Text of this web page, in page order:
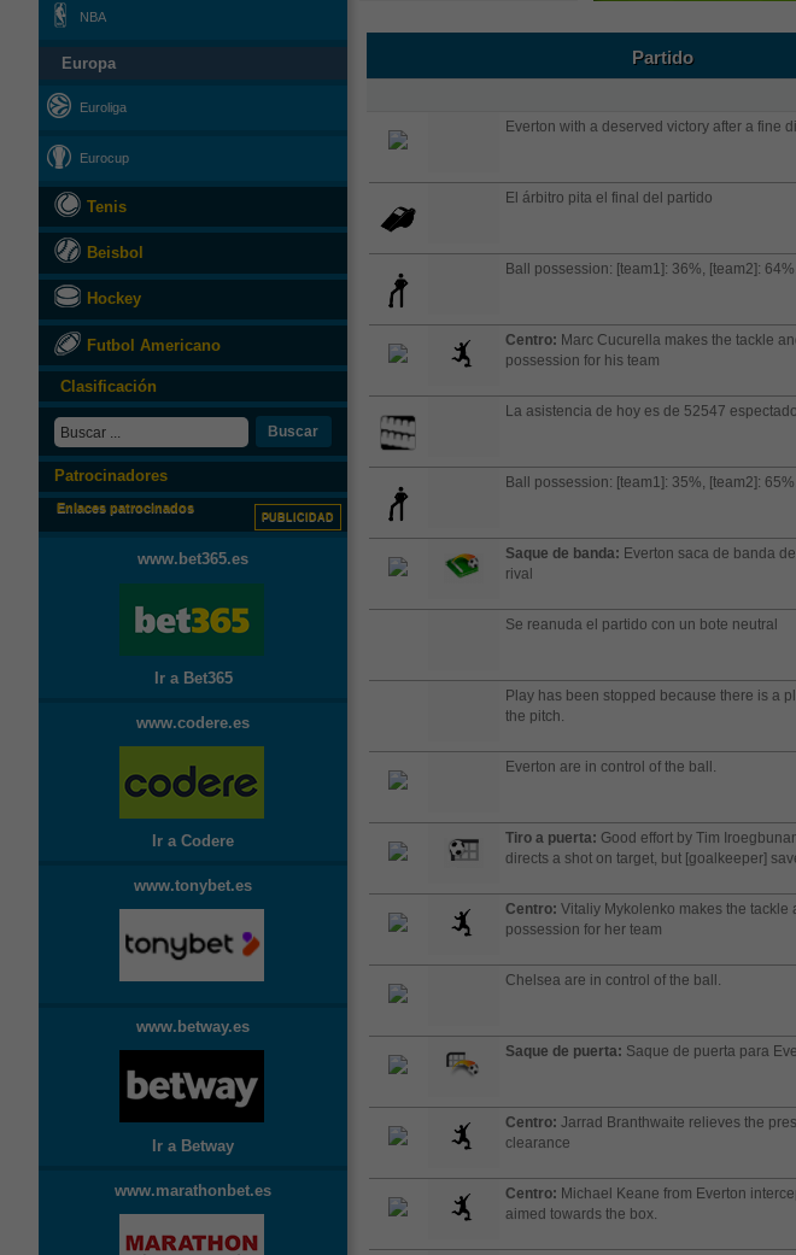
NBA
Europa
Euroliga
Eurocup
Tenis
Beisbol
Hockey
Futbol Americano
Clasificación
Buscar
Patrocinadores
Enlaces patrocinados
PUBLICIDAD
www.bet365.es
Ir a Bet365
www.codere.es
Ir a Codere
www.tonybet.es
www.betway.es
Ir a Betway
www.marathonbet.es
Partido
Everton with a deserved victory after a fine
El árbitro pita el final del partido
Ball possession: [team1]: 36%, [team2]: 64%.
Centro: Marc Cucurella makes the tackle
possession for his team
La asistencia de hoy es de 52547
Ball possession: [team1]: 35%, [team2]: 65%.
Saque de banda: Everton saca de banda
rival
Se reanuda el partido con un bote neutral
Play has been stopped because there is a
the pitch.
Everton are in control of the ball.
Tiro a puerta: Good effort by Tim
directs a shot on target, but [goalkeeper]
Centro: Vitaliy Mykolenko makes the tackle
possession for her team
Chelsea are in control of the ball.
Saque de puerta: Saque de puerta para
Centro: Jarrad Branthwaite relieves the
clearance
Centro: Michael Keane from Everton
aimed towards the box.